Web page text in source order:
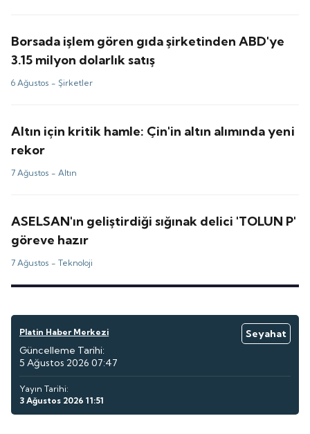
Borsada işlem gören gıda şirketinden ABD'ye
3.15 milyon dolarlık satış
6 Ağustos -Şirketler
Altın için kritik hamle: Çin'in altın alımında yeni
rekor
7 Ağustos -Altın
ASELSAN'ın geliştirdiği sığınak delici 'TOLUN P'
göreve hazır
7 Ağustos -Teknoloji
Platin Haber Merkezi
Seyahat
Güncelleme Tarihi:
5 Ağustos 2026 07:47
Yayın Tarihi:
3 Ağustos 2026 11:51